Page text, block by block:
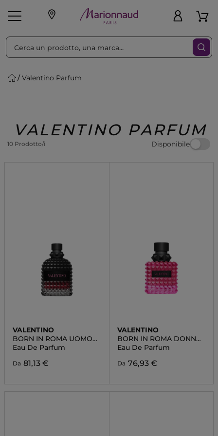
Make-up Profumi
Regalo
Valentino Parfum
VALENTINO PARFUM
10 Prodotto/i Disponibile
Ordina per Filtra
VALENTINO
BORN IN ROMA UOMO
INTENSE
Eau De Parfum
Da 81,13 €
VALENTINO
BORN IN ROMA DONNA
EXTRADOSE
Eau De Parfum
Da 76,93 €